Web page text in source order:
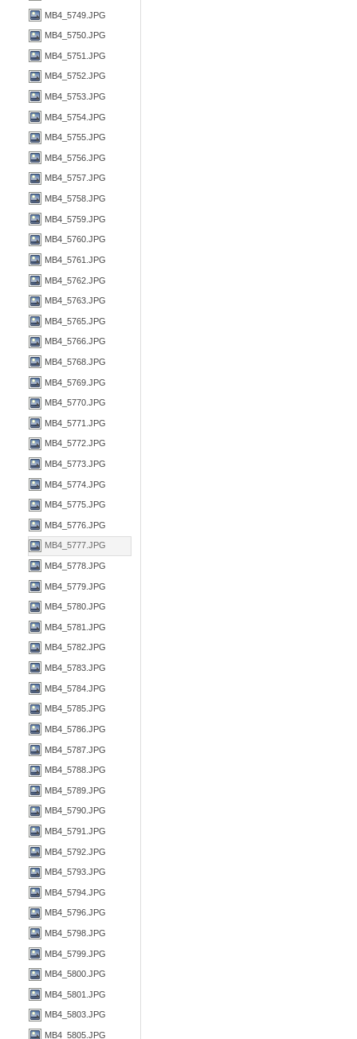
MB4_5749.JPG
MB4_5750.JPG
MB4_5751.JPG
MB4_5752.JPG
MB4_5753.JPG
MB4_5754.JPG
MB4_5755.JPG
MB4_5756.JPG
MB4_5757.JPG
MB4_5758.JPG
MB4_5759.JPG
MB4_5760.JPG
MB4_5761.JPG
MB4_5762.JPG
MB4_5763.JPG
MB4_5765.JPG
MB4_5766.JPG
MB4_5768.JPG
MB4_5769.JPG
MB4_5770.JPG
MB4_5771.JPG
MB4_5772.JPG
MB4_5773.JPG
MB4_5774.JPG
MB4_5775.JPG
MB4_5776.JPG
MB4_5777.JPG
MB4_5778.JPG
MB4_5779.JPG
MB4_5780.JPG
MB4_5781.JPG
MB4_5782.JPG
MB4_5783.JPG
MB4_5784.JPG
MB4_5785.JPG
MB4_5786.JPG
MB4_5787.JPG
MB4_5788.JPG
MB4_5789.JPG
MB4_5790.JPG
MB4_5791.JPG
MB4_5792.JPG
MB4_5793.JPG
MB4_5794.JPG
MB4_5796.JPG
MB4_5798.JPG
MB4_5799.JPG
MB4_5800.JPG
MB4_5801.JPG
MB4_5803.JPG
MB4_5805.JPG